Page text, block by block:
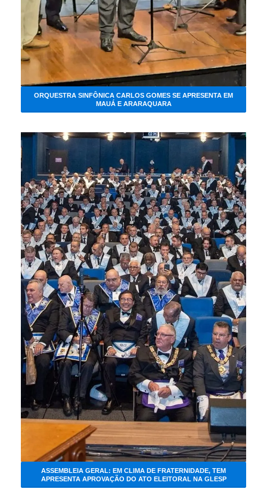
ORQUESTRA SINFÔNICA CARLOS GOMES SE APRESENTA EM
MAUÁ E ARARAQUARA
ASSEMBLEIA GERAL: EM CLIMA DE FRATERNIDADE, TEM
APRESENTA APROVAÇÃO DO ATO ELEITORAL NA GLESP